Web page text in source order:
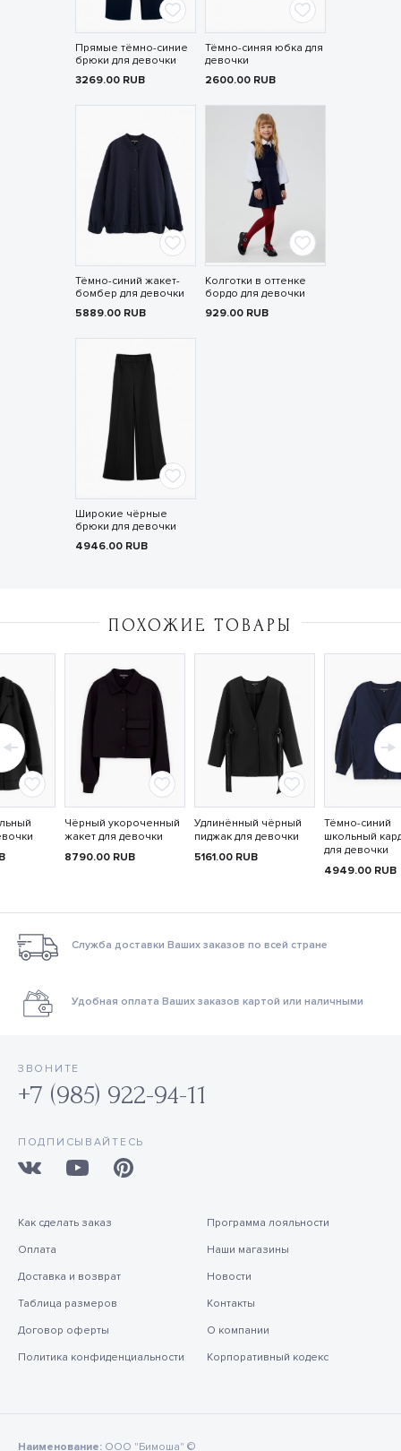
Прямые тёмно-синие
брюки для девочки
3269.00 RUB
Тёмно-синяя юбка для
девочки
2600.00 RUB
Тёмно-синий жакет-
бомбер для девочки
5889.00 RUB
Колготки в оттенке
бордо для девочки
929.00 RUB
Широкие чёрные
брюки для девочки
4946.00 RUB
ПОХОЖИЕ ТОВАРЫ
Чёрный укороченный
жакет для девочки
8790.00 RUB
Удлинённый чёрный
пиджак для девочки
5161.00 RUB
Тёмно-синий
школьный
для девочки
4949.00 RUB
Служба доставки Ваших заказов по всей стране
Удобная оплата Ваших заказов картой или наличными
ЗВОНИТЕ
+7 (985) 922-94-11
ПОДПИСЫВАЙТЕСЬ
Как сделать заказ
Оплата
Доставка и возврат
Таблица размеров
Договор оферты
Политика конфиденциальности
Программа лояльности
Наши магазины
Новости
Контакты
О компании
Корпоративный кодекс
Наименование: ООО "Бимоша" ©